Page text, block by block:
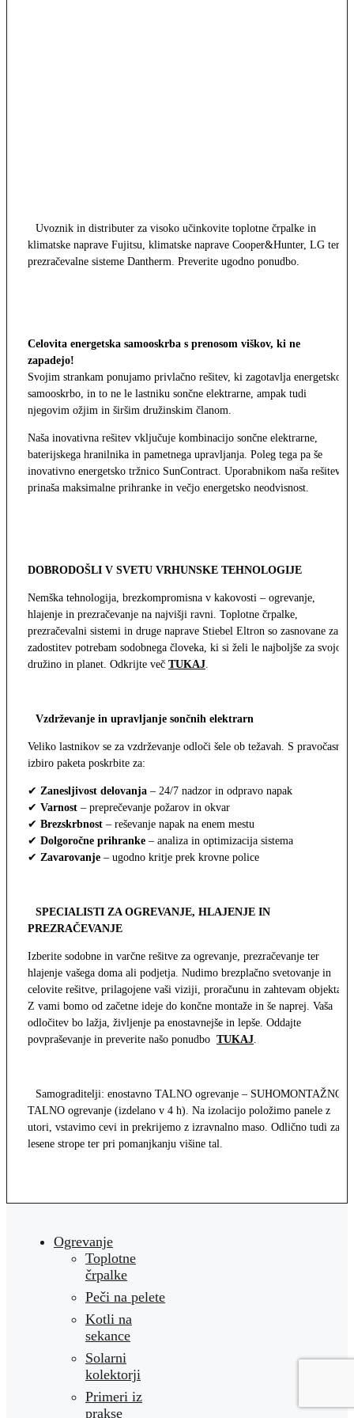
Uvoznik in distributer za visoko učinkovite toplotne črpalke in
klimatske naprave Fujitsu, klimatske naprave Cooper&Hunter, LG ter
prezračevalne sisteme Dantherm. Preverite ugodno ponudbo.
Celovita energetska samooskrba s prenosom viškov, ki ne
zapadejo!
Svojim strankam ponujamo privlačno rešitev, ki zagotavlja energetsko
samooskrbo, in to ne le lastniku sončne elektrarne, ampak tudi
njegovim ožjim in širšim družinskim članom.
Naša inovativna rešitev vključuje kombinacijo sončne elektrarne,
baterijskega hranilnika in pametnega upravljanja. Poleg tega pa še
inovativno energetsko tržnico SunContract. Uporabnikom naša rešitev
prinaša maksimalne prihranke in večjo energetsko neodvisnost.
DOBRODOŠLI V SVETU VRHUNSKE TEHNOLOGIJE
Nemška tehnologija, brezkompromisna v kakovosti – ogrevanje,
hlajenje in prezračevanje na najvišji ravni. Toplotne črpalke,
prezračevalni sistemi in druge naprave Stiebel Eltron so zasnovane za
zadostitev potrebam sodobnega človeka, ki si želi le najboljše za svojo
družino in planet. Odkrijte več TUKAJ
Vzdrževanje in upravljanje sončnih elektrarn
Veliko lastnikov se za vzdrževanje odloči šele ob težavah. S pravočasno
izbiro paketa poskrbite za:
✔ Zanesljivost delovanja – 24/7 nadzor in odpravo napak
✔ Varnost – preprečevanje požarov in okvar
✔ Brezskrbnost – reševanje napak na enem mestu
✔ Dolgoročne prihranke – analiza in optimizacija sistema
✔ Zavarovanje – ugodno kritje prek krovne police
SPECIALISTI ZA OGREVANJE, HLAJENJE IN
PREZRAČEVANJE
Izberite sodobne in varčne rešitve za ogrevanje, prezračevanje ter
hlajenje vašega doma ali podjetja. Nudimo brezplačno svetovanje in
celovite rešitve, prilagojene vaši viziji, proračunu in zahtevam objekta.
Z vami bomo od začetne ideje do končne montaže in še naprej. Vaša
odločitev bo lažja, življenje pa enostavnejše in lepše. Oddajte
povpraševanje in preverite našo ponudbo TUKAJ
Samograditelji: enostavno TALNO ogrevanje – SUHOMONTAŽNO
TALNO ogrevanje (izdelano v 4 h). Na izolacijo položimo panele z
utori, vstavimo cevi in prekrijemo z izravnalno maso. Odlično tudi za
lesene strope ter pri pomanjkanju višine tal.
Ogrevanje
Toplotne
črpalke
Peči na pelete
Kotli na
sekance
Solarni
kolektorji
Primeri iz
prakse